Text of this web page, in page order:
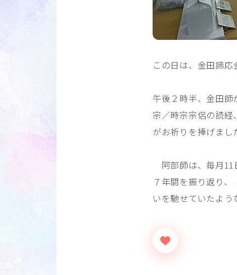
この日は、金田諦応
午後２時半、金田師
宗／時宗宗侶の読経
がお祈りを捧げまし
阿部師は、毎月11
７年間を振り返り
いを馳せていたよう